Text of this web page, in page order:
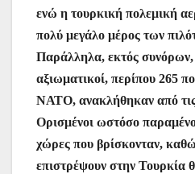
ενώ η τουρκική πολεμική
πολύ μεγάλο μέρος των
Παράλληλα, εκτός συνόρων,
αξιωματικοί, περίπου 265
ΝΑΤΟ, ανακλήθηκαν από τις
Ορισμένοι ωστόσο
χώρες που βρίσκονταν,
επιστρέψουν στην Τουρκία